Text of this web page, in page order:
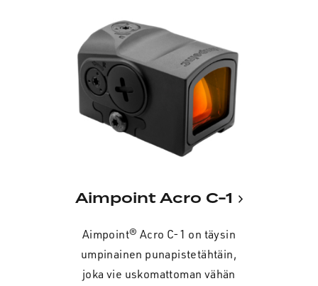
Aimpoint Acro C-1
Aimpoint® Acro C-1 on täysin
umpinainen punapistetähtäin,
joka vie uskomattoman vähän